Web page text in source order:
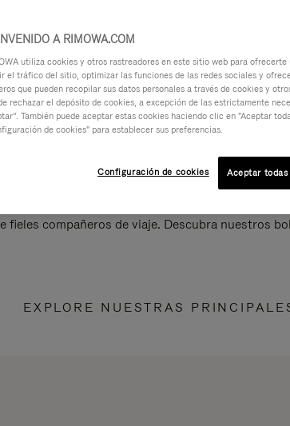
fieles compañeros de viaje. Descubra nuestros
EXPLORE NUESTRAS
A RIMOWA.COM
utiliza cookies y otros rastreadores en este sitio web para
el tráfico del sitio, optimizar las funciones de las redes sociales y
que pueden recopilar sus datos personales a través de cookies y
rechazar el depósito de cookies, a excepción de las estrictamente
También puede aceptar estas cookies haciendo clic en "Aceptar
de cookies" para establecer sus preferencias.
Configuración de cookies Aceptar